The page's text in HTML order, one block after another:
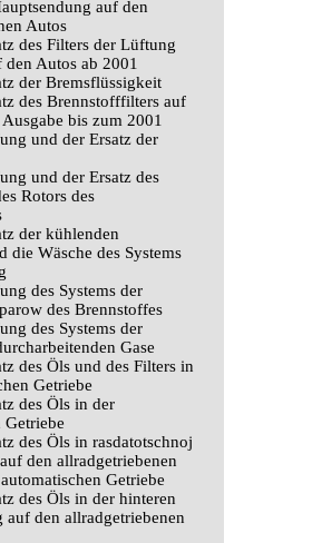
auf den
Autos
des Filters der Lüftung
den Autos ab 2001
der Bremsflüssigkeit
des Brennstofffilters auf
bis zum 2001
und der Ersatz der
und der Ersatz des
Rotors des
der kühlenden
die Wäsche des Systems
des Systems der
des Brennstoffes
des Systems der
Gase
des Öls und des Filters in
Getriebe
des Öls in der
Getriebe
des Öls in rasdatotschnoj
den allradgetriebenen
Getriebe
des Öls in der hinteren
auf den allradgetriebenen